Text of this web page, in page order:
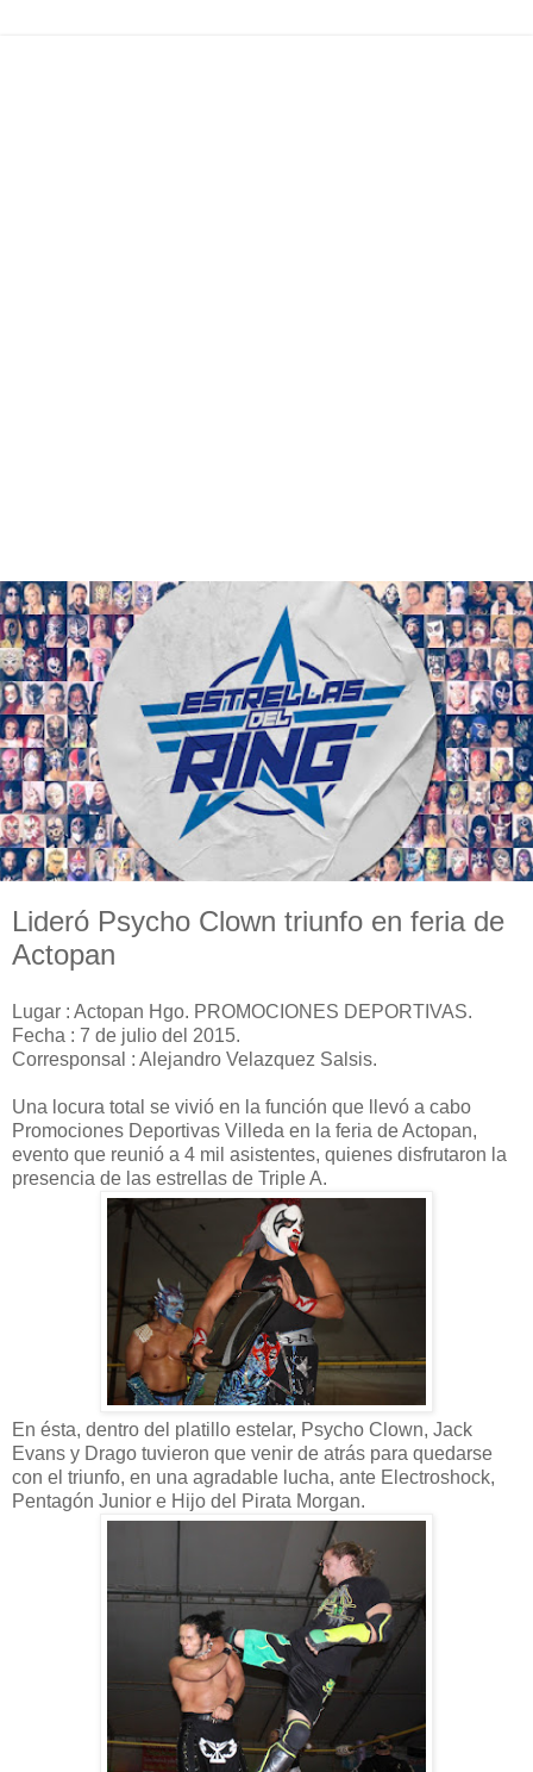
Lideró Psycho Clown triunfo en feria de
Actopan
Lugar : Actopan Hgo. PROMOCIONES DEPORTIVAS.
Fecha : 7 de julio del 2015.
Corresponsal : Alejandro Velazquez Salsis.
Una locura total se vivió en la función que llevó a cabo
Promociones Deportivas Villeda en la feria de Actopan,
evento que reunió a 4 mil asistentes, quienes disfrutaron la
presencia de las estrellas de Triple A.
En ésta, dentro del platillo estelar, Psycho Clown, Jack
Evans y Drago tuvieron que venir de atrás para quedarse
con el triunfo, en una agradable lucha, ante Electroshock,
Pentagón Junior e Hijo del Pirata Morgan.